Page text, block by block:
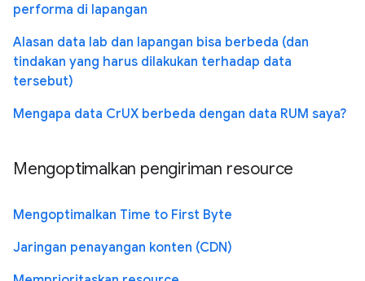
performa di lapangan
Alasan data lab dan lapangan bisa berbeda (dan
tindakan yang harus dilakukan terhadap data
tersebut)
Mengapa data CrUX berbeda dengan data RUM saya?
Mengoptimalkan pengiriman resource
Mengoptimalkan Time to First Byte
Jaringan penayangan konten (CDN)